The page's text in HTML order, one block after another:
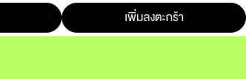
เพิ่มลงตะกร้า